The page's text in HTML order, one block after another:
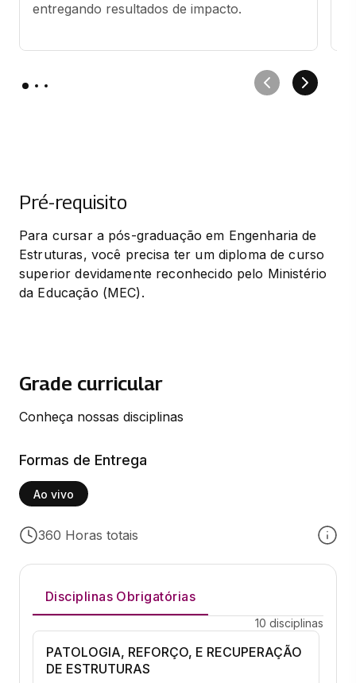
entregando resultados de impacto.
Pré-requisito
Para cursar a pós-graduação em Engenharia de
Estruturas, você precisa ter um diploma de curso
superior devidamente reconhecido pelo Ministério
da Educação (MEC).
Grade curricular
Conheça nossas disciplinas
Formas de Entrega
Ao vivo
360 Horas totais
Disciplinas Obrigatórias
10 disciplinas
PATOLOGIA, REFORÇO, E RECUPERAÇÃO
DE ESTRUTURAS